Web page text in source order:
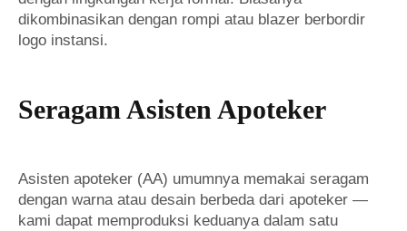
dikombinasikan dengan rompi atau blazer berbordir
logo instansi.
Seragam Asisten Apoteker
Asisten apoteker (AA) umumnya memakai seragam
dengan warna atau desain berbeda dari apoteker —
kami dapat memproduksi keduanya dalam satu